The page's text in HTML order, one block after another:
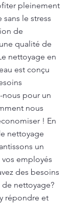
pleinement
le stress
de
qualité de
nettoyage en
est conçu
pour un
nous
! En
nettoyage
un
employés
des besoins
nettoyage?
répondre et